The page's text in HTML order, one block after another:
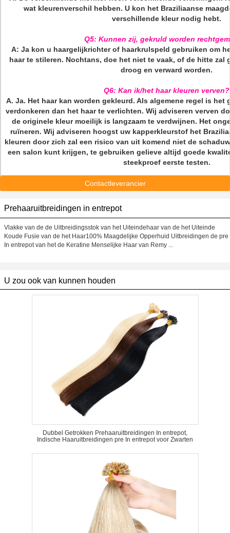
wat kleurenverschil hebben. U kon het Braziliaanse
verschillende kleur nodig hebt.
Q5: Kunnen zij, gekruld worden
A: Ja kon u haargelijkrichter of haarkrulspeld gebruiken om
haar te stileren. Nochtans, doe het niet te vaak, of de hitte zal
droog en verward worden.
Q6: Kan ik/het haar kleuren verven?
A. Ja. Het haar kan worden gekleurd. Als algemene regel is het
verdonkeren dan het haar te verlichten. Wij adviseren verven
de originele kleur moeilijk is langzaam te verdwijnen. Het
ruïneren. Wij adviseren hoogst uw kapperkleurstof het
kleuren door zich zal een risico van uit komend niet de
een salon kunt krijgen, te gebruiken gelieve altijd goede
steekproef eerste testen.
Contactleverancier
Prehaaruitbreidingen in entrepot
Vlakke van de de Uitbreidingsstok van het Uiteindehaar van de het Uiteinde
Koude Fusie van de het Haar100% Maagdelijke Opperhuid Uitbreidingen de pre
In entrepot van het de Keratine Menselijke Haar van Remy ...
U zou ook van kunnen houden
Dubbel Getrokken Prehaaruitbreidingen In entrepot,
Indische Haaruitbreidingen pre In entrepot voor Zwarten